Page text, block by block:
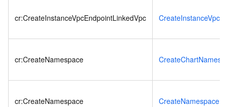
cr:CreateInstanceVpcEndpointLinkedVpc
cr:CreateNamespace
cr:CreateNamespace CreateNamespace